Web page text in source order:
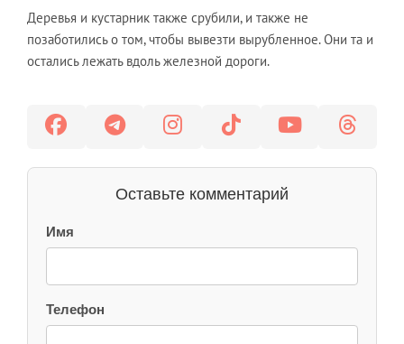
Деревья и кустарник также срубили, и также не
позаботились о том, чтобы вывезти вырубленное. Они та и
остались лежать вдоль железной дороги.
Оставьте комментарий
Имя
Телефон